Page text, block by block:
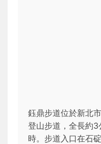
鈺鼎步道位於新北
登山步道，全長約
時。步道入口在石